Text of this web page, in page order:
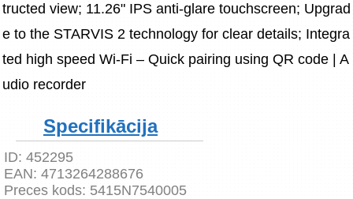
tructed view; 11.26" IPS anti-glare touchscreen; Upgrad
e to the STARVIS 2 technology for clear details; Integra
ted high speed Wi-Fi – Quick pairing using QR code | A
udio recorder
Specifikācija
ID: 452295
EAN: 4713264288676
Preces kods: 5415N7540005